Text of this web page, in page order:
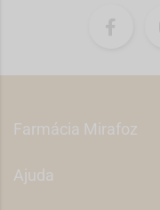
Farmácia Mirafoz
Ajuda